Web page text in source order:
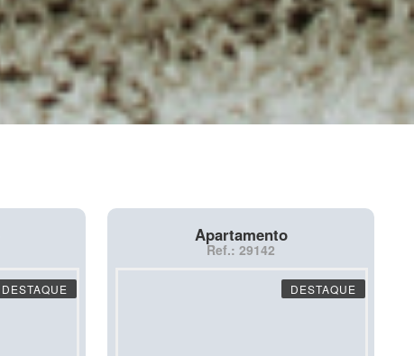
DESTAQUE
Apartamento
Ref.: 29142
DESTAQUE